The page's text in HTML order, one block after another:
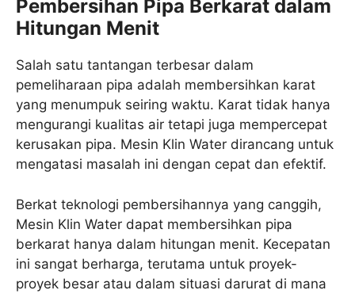
Pembersihan Pipa Berkarat dalam
Hitungan Menit
Salah satu tantangan terbesar dalam
pemeliharaan pipa adalah membersihkan karat
yang menumpuk seiring waktu. Karat tidak hanya
mengurangi kualitas air tetapi juga mempercepat
kerusakan pipa. Mesin Klin Water dirancang untuk
mengatasi masalah ini dengan cepat dan efektif.
Berkat teknologi pembersihannya yang canggih,
Mesin Klin Water dapat membersihkan pipa
berkarat hanya dalam hitungan menit. Kecepatan
ini sangat berharga, terutama untuk proyek-
proyek besar atau dalam situasi darurat di mana